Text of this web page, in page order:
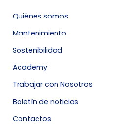
Quiènes somos
Mantenimiento
Sostenibilidad
Academy
Trabajar con Nosotros
Boletìn de noticias
Contactos